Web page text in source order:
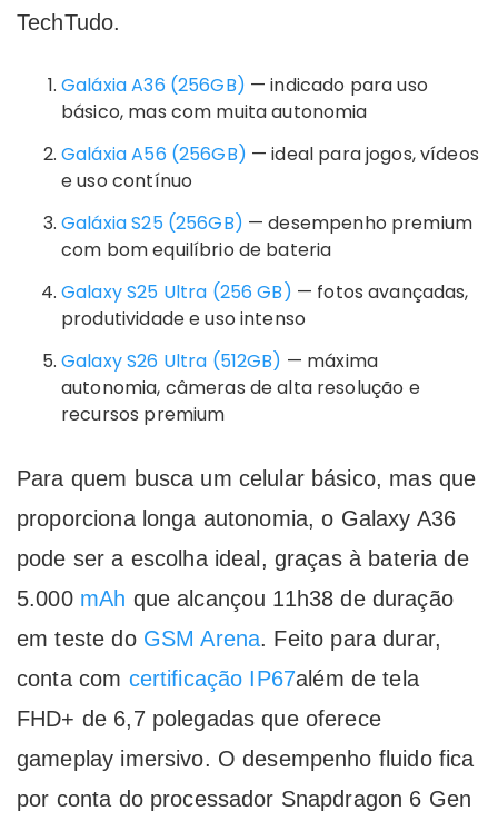
TechTudo.
Galáxia A36 (256GB) — indicado para uso
básico, mas com muita autonomia
Galáxia A56 (256GB) — ideal para jogos, vídeos
e uso contínuo
Galáxia S25 (256GB) — desempenho premium
com bom equilíbrio de bateria
Galaxy S25 Ultra (256 GB) — fotos avançadas,
produtividade e uso intenso
Galaxy S26 Ultra (512GB) — máxima
autonomia, câmeras de alta resolução e
recursos premium
Para quem busca um celular básico, mas que
proporciona longa autonomia, o Galaxy A36
pode ser a escolha ideal, graças à bateria de
5.000 mAh que alcançou 11h38 de duração
em teste do GSM Arena. Feito para durar,
conta com certificação IP67além de tela
FHD+ de 6,7 polegadas que oferece
gameplay imersivo. O desempenho fluido fica
por conta do processador Snapdragon 6 Gen